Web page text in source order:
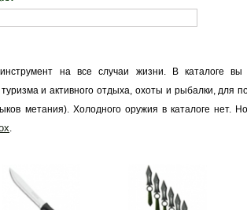
на все случаи жизни. В каталоге
и активного отдыха, охоты и рыбалки, для
метания). Холодного оружия в каталоге нет.
.